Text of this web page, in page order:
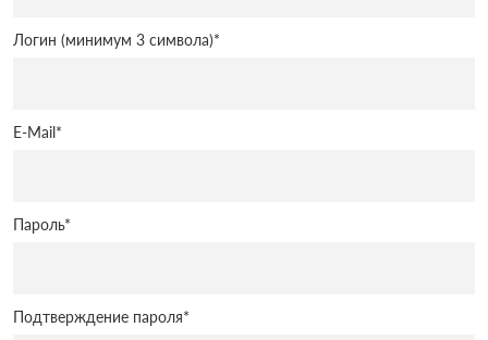
Логин (минимум 3 символа)*
E-Mail*
Пароль*
Подтверждение пароля*